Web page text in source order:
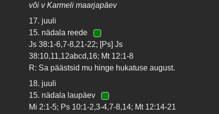
või v Karmeli maarjapäev
17. juuli
15. nädala reede
Js 38:1-6,7-8,21-22; [Ps] Js
38:10,11,12abcd,16; Mt 12:1-8
R: Sa päästsid mu hinge hukatuse august.
18. juuli
15. nädala laupäev
Mi 2:1-5; Ps 10:1-2,3-4,7-8,14; Mt 12:14-21